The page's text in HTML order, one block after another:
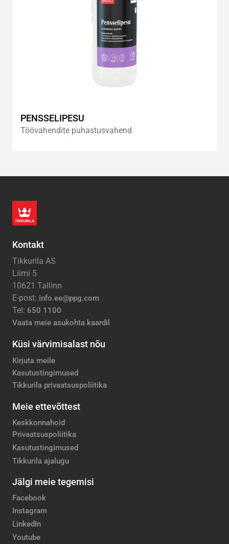
PENSSELIPESU
Töövahendite puhastusvahend
Kontakt
Tikkurila AS
Liimi 5
10621 Tallinn
E-post: info.ee@ppg.com
Tel: 650 1100
Vaata meie asukohta kaardil
Küsi värvimisalast nõu
Kirjuta meile
Kasutustingimused
Tikkurila privaatsuspoliitika
Meie ettevõttest
Keskkonnahoid
Privaatsuspoliitika
Kasutustingimused
Tikkurila ajalugu
Jälgi meie tegemisi
Facebook
Instagram
LinkedIn
Youtube